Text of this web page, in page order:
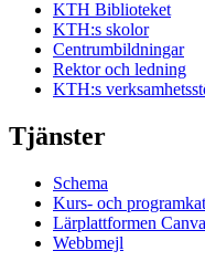
KTH Biblioteket
KTH:s skolor
Centrumbildningar
Rektor och ledning
KTH:s
Tjänster
Schema
Kurs- och
Lärplattformen
Webbmejl